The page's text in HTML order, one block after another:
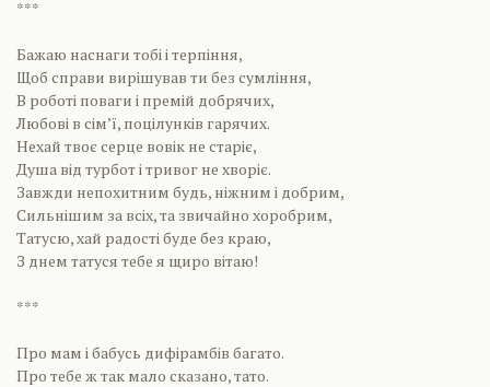
***
Бажаю наснаги тобі і терпіння,
Щоб справи вирішував ти без сумління,
В роботі поваги і премій добрячих,
Любові в сім’ї, поцілунків гарячих.
Нехай твоє серце вовік не старіє,
Душа від турбот і тривог не хворіє.
Завжди непохитним будь, ніжним і добрим,
Сильнішим за всіх, та звичайно хоробрим,
Татусю, хай радості буде без краю,
З днем татуся тебе я щиро вітаю!
***
Про мам і бабусь дифірамбів багато.
Про тебе ж так мало сказано, тато.